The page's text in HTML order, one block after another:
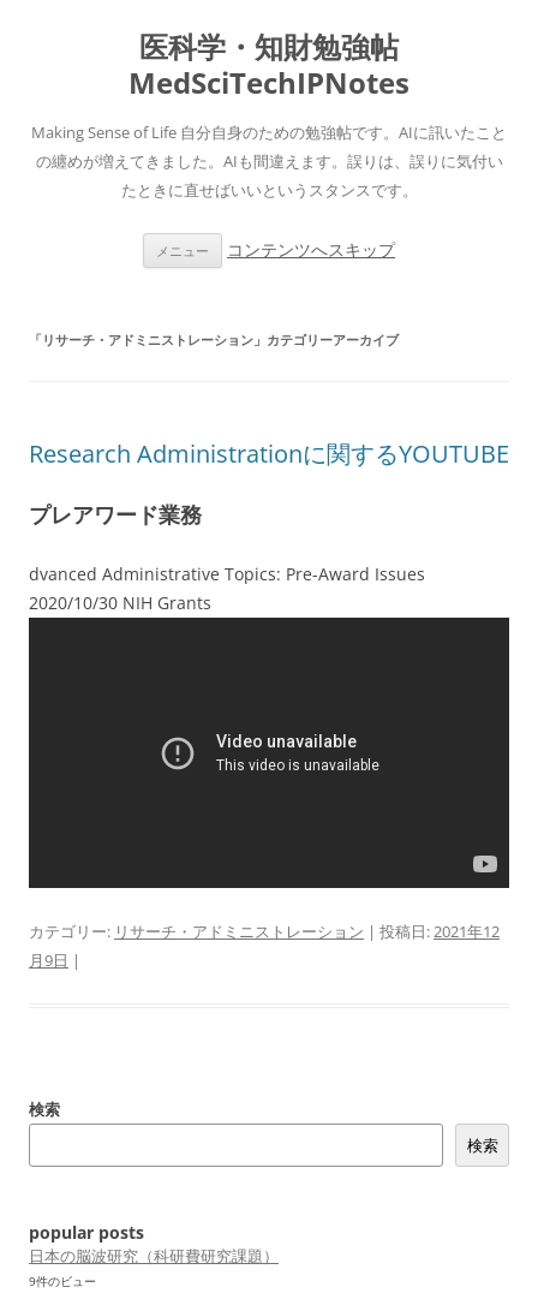
医科学・知財勉強帖
MedSciTechIPNotes
Making Sense of Life 自分自身のための勉強帖です。AIに訊いたこと
の纏めが増えてきました。AIも間違えます。誤りは、誤りに気付い
たときに直せばいいというスタンスです。
メニュー コンテンツへスキップ
「リサーチ・アドミニストレーション 」カテゴリーアーカイブ
Research Administrationに関するYOUTUBE
プレアワード業務
dvanced Administrative Topics: Pre-Award Issues
2020/10/30 NIH Grants
カテゴリー: リサーチ・アドミニストレーション | 投稿日:2021年12
月9日 |
検索
検索
popular posts
日本の脳波研究（科研費研究課題）
9件のビュー